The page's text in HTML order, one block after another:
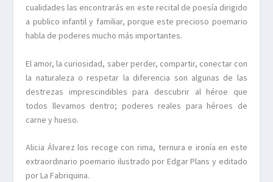
cualidades las encontrarás en este recital de poesía dirigido
a publico infantil y familiar, porque este precioso poemario
habla de poderes mucho más importantes.
El amor, la curiosidad, saber perder, compartir, conectar con
la naturaleza o respetar la diferencia son algunas de las
destrezas imprescindibles para descubrir al héroe que
todos llevamos dentro; poderes reales para héroes de
carne y hueso.
Alicia Álvarez los recoge con rima, ternura e ironía en este
extraordinario poemario ilustrado por Edgar Plans y editado
por La Fabriquina.